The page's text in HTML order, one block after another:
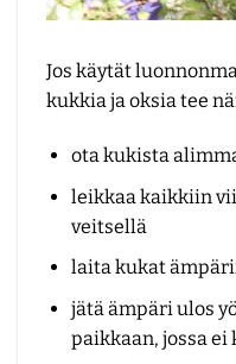
Jos käytät
kukkia ja oksia tee
ota kukista
leikkaa kaikkiin
veitsellä
laita kukat
jätä ämpäri ulos
paikkaan, jossa